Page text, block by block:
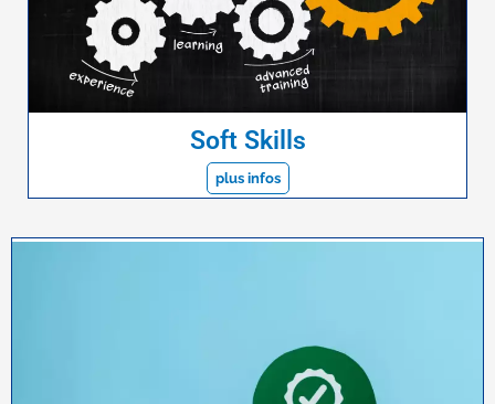
Soft Skills
plus infos